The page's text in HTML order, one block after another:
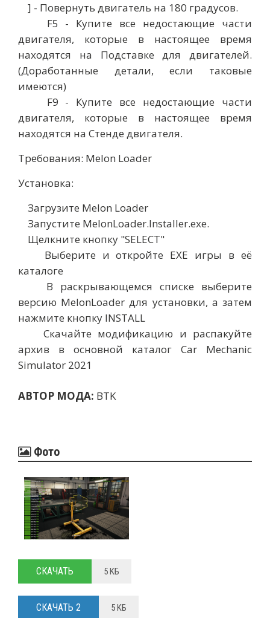
] - Повернуть двигатель на 180 градусов.
F5 - Купите все недостающие части
двигателя, которые в настоящее время
находятся на Подставке для двигателей.
(Доработанные детали, если таковые
имеются)
F9 - Купите все недостающие части
двигателя, которые в настоящее время
находятся на Стенде двигателя.
Требования: Melon Loader
Установка:
Загрузите Melon Loader
Запустите MelonLoader.Installer.exe.
Щелкните кнопку "SELECT"
Выберите и откройте EXE игры в её
каталоге
В раскрывающемся списке выберите
версию MelonLoader для установки, а затем
нажмите кнопку INSTALL
Скачайте модификацию и распакуйте
архив в основной каталог Car Mechanic
Simulator 2021
АВТОР МОДА: BTK
Фото
СКАЧАТЬ 5 KБ
СКАЧАТЬ 2 5 KБ